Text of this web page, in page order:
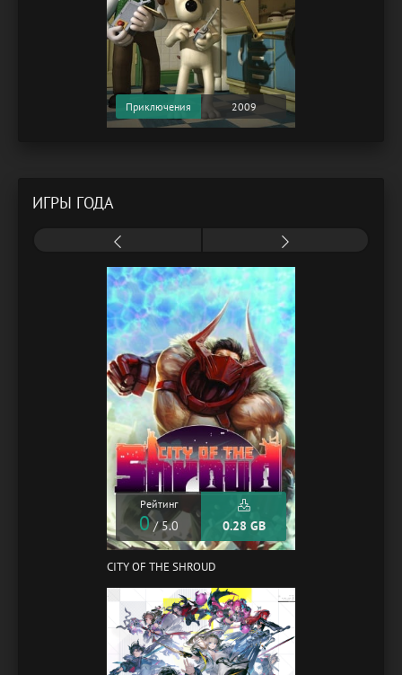
Приключения 2009
ИГРЫ ГОДА
Рейтинг
0/ 5.0 0.28 GB
CITY OF THE SHROUD